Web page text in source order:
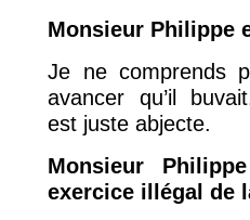
Monsieur Philippe
Je ne comprends
avancer qu’il
est juste abjecte.
Monsieur
exercice illégal de